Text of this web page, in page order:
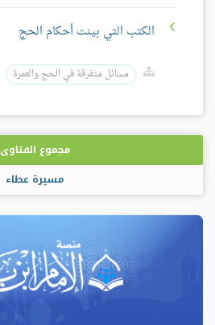
الكتب التي بينت أحكام الحج
مسائل متفرقة في الحج والعمرة
مجموع الفتاوى
مسيرة عطاء